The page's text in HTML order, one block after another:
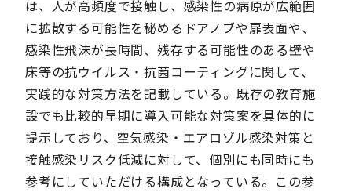
は、人が高頻度で接触し、感染性の病原が広範囲
に拡散する可能性を秘めるドアノブや扉表面や、
感染性飛沫が長時間、残存する可能性のある壁や
床等の抗ウイルス・抗菌コーティングに関して、
実践的な対策方法を記載している。既存の教育施
設でも比較的早期に導入可能な対策案を具体的に
提示しており、空気感染・エアロゾル感染対策と
接触感染リスク低減に対して、個別にも同時にも
参考にしていただける構成となっている。この参